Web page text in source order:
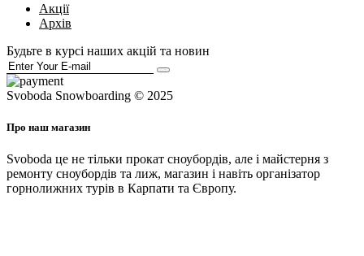
Акції
Архів
Будьте в курсі наших акцій та новин
Svoboda Snowboarding © 2025
Про наш магазин
Svoboda це не тільки прокат сноубордів, але і майстерня з
ремонту сноубордів та лиж, магазин і навіть організатор
горнолижних турів в Карпати та Європу.